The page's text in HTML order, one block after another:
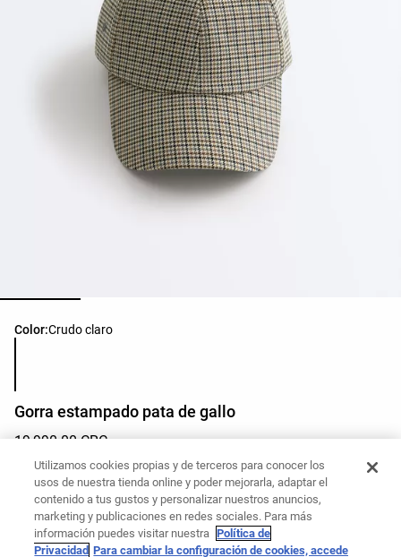
Color:Crudo claro
Lista de colores del producto
Gorra estampado pata de gallo
19,990.00 CRC
Talla
Lista de tallas del producto
M - Talla Única
¿Quieres comprar este artículo?
Utilizamos cookies propias y de terceros para conocer los
usos de nuestra tienda online y poder mejorarla, adaptar el
contenido a tus gustos y personalizar nuestros anuncios,
marketing y publicaciones en redes sociales. Para más
información puedes visitar nuestra Política de
Privacidad Para cambiar la configuración de cookies, accede